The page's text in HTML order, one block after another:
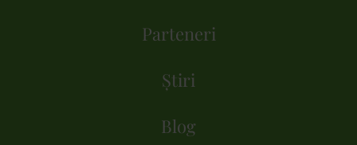
Parteneri
Știri
Blog